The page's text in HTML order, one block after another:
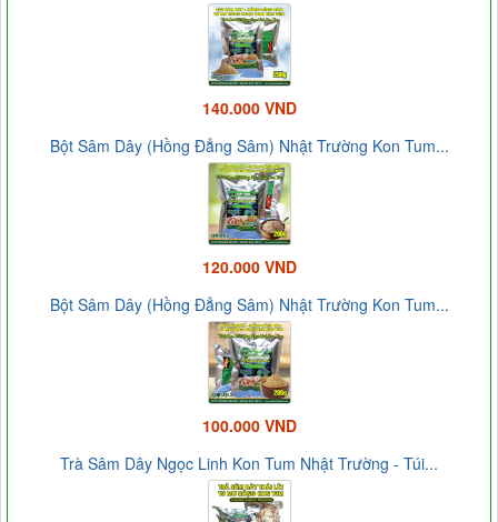
140.000 VND
Bột Sâm Dây (Hồng Đẳng Sâm) Nhật Trường Kon Tum...
120.000 VND
Bột Sâm Dây (Hồng Đẳng Sâm) Nhật Trường Kon Tum...
100.000 VND
Trà Sâm Dây Ngọc Linh Kon Tum Nhật Trường - Túi...